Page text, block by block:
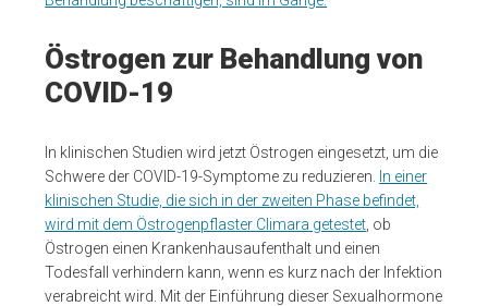
Östrogen zur Behandlung von
COVID-19
In klinischen Studien wird jetzt Östrogen eingesetzt, um die
Schwere der COVID-19-Symptome zu reduzieren.
In einer
klinischen Studie, die sich in der zweiten Phase befindet,
wird mit dem Östrogenpflaster Climara getestet , ob
Östrogen einen Krankenhausaufenthalt und einen
Todesfall verhindern kann, wenn es kurz nach der Infektion
verabreicht wird. Mit der Einführung dieser Sexualhormone